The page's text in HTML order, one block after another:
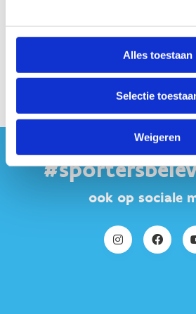
Alles toestaan
Selectie
Weigeren
ook op sociale